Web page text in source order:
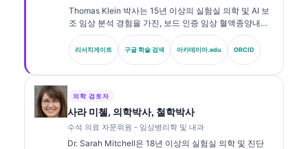
Thomas Klein 박사는 15년 이상의 실험실 의학 및 AI 보
조 임상 분석 경험을 가진, 보드 인증 임상 혈액종양내과
전문의이자 내과 전문의입니다. Kantesti AI의 최고 의료
책임자(CMO)로서 그는 독자적 신경망의 의학적 정확성
에 대한 임상적 감독을 제공합니다. Klein 박사는 생체표
리서치게이트 구글 학술 검색 아카데미아.edu ORCID
의학 검토자
사라 미첼, 의학박사, 철학박사
수석 의료 자문위원 - 임상병리학 및 내과
Dr. Sarah Mitchell은 18년 이상의 실험실 의학 및 진단